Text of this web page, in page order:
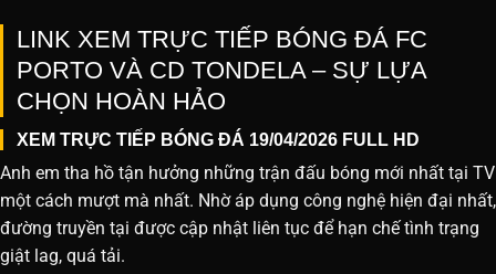
LINK XEM TRỰC TIẾP BÓNG ĐÁ FC
PORTO VÀ CD TONDELA – SỰ LỰA
CHỌN HOÀN HẢO
XEM TRỰC TIẾP BÓNG ĐÁ 19/04/2026 FULL HD
Anh em tha hồ tận hưởng những trận đấu bóng mới nhất tại TV
một cách mượt mà nhất. Nhờ áp dụng công nghệ hiện đại nhất,
đường truyền tại được cập nhật liên tục để hạn chế tình trạng
giật lag, quá tải.